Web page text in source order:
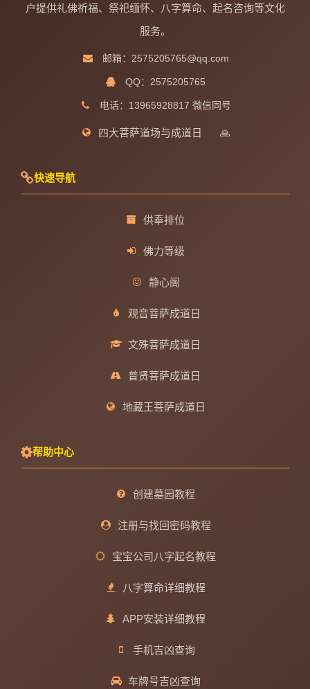
户提供礼佛祈福、祭祀缅怀、八字算命、起名咨询等文化
服务。
邮箱：2575205765@qq.com
QQ：2575205765
电话：13965928817 微信同号
四大菩萨道场与成道日 🙏
快速导航
供奉排位
佛力等级
静心阁
观音菩萨成道日
文殊菩萨成道日
普贤菩萨成道日
地藏王菩萨成道日
帮助中心
创建墓园教程
注册与找回密码教程
宝宝公司八字起名教程
八字算命详细教程
APP安装详细教程
手机吉凶查询
车牌号吉凶查询